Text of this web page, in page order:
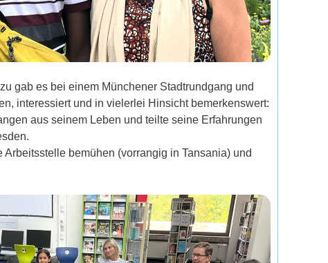
gab es bei einem Münchener Stadtrundgang und
interessiert und in vielerlei Hinsicht bemerkenswert:
aus seinem Leben und teilte seine Erfahrungen
bemühen (vorrangig in Tansania) und